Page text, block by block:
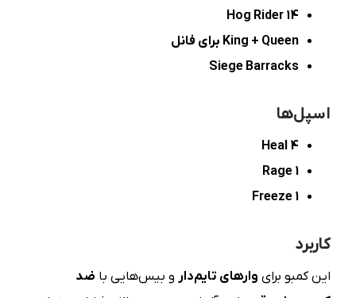
14 Hog Rider
King + Queen برای فانل
Siege Barracks
اسپل‌ها
4 Heal
1 Rage
1 Freeze
کاربرد
این کمبو برای وارهای تایم‌دار و بیس‌هایی با ضد